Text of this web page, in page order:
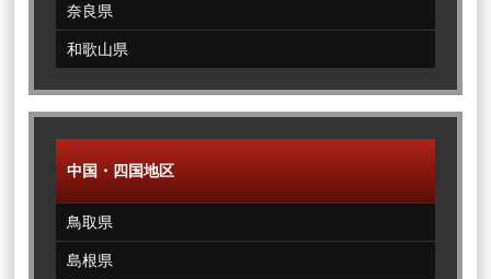
奈良県
和歌山県
中国・四国地区
鳥取県
島根県